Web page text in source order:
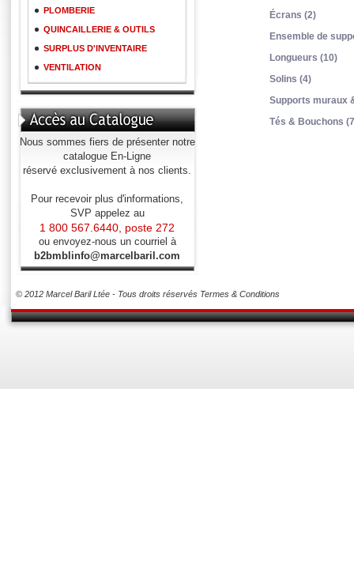
PLOMBERIE
QUINCAILLERIE & OUTILS
SURPLUS D'INVENTAIRE
VENTILATION
Nous sommes fiers de présenter notre
catalogue En-Ligne
réservé exclusivement à nos clients.
Pour recevoir plus d'informations,
SVP appelez au
1 800 567.6440, poste 272
ou envoyez-nous un courriel à
b2bmblinfo@marcelbaril.com
Écrans (2)
Ensemble de
Longueurs (10)
Solins (4)
Supports muraux
Tés & Bouchons
© 2012 Marcel Baril Ltée - Tous droits réservés Termes & Conditions